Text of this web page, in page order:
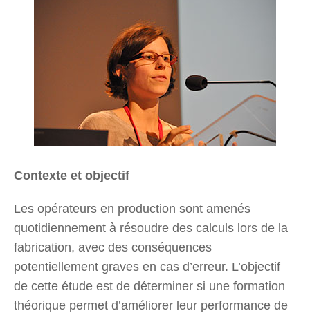
Contexte et objectif
Les opérateurs en production sont amenés
quotidiennement à résoudre des calculs lors de la
fabrication, avec des conséquences
potentiellement graves en cas d’erreur. L’objectif
de cette étude est de déterminer si une formation
théorique permet d’améliorer leur performance de